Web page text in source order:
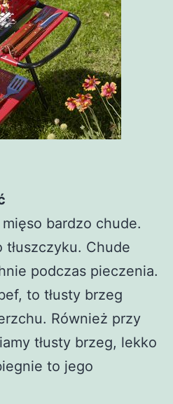
bardzo chude.
Chude
podczas pieczenia.
to tłusty brzeg
Również przy
tłusty brzeg, lekko
to jego